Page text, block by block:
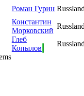
Роман Гурин
Константин
Морковский
Глеб
Копылов